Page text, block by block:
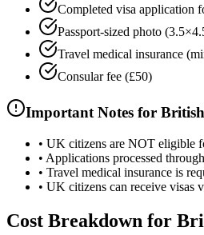
Completed visa application
Passport-sized photo
Travel medical insurance
Consular fee (£50)
Important Notes for
• UK citizens are NOT eligible
• Applications processed
• Travel medical insurance is
• UK citizens can receive visas
Cost Breakdown for